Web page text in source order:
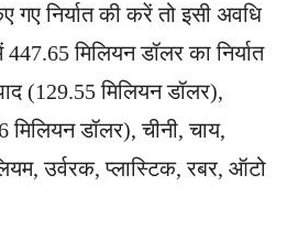
गए निर्यात की करें तो इसी अवधि
मिलियन डॉलर का निर्यात
(129.55 मिलियन डॉलर),
डॉलर), चीनी, चाय,
उर्वरक, प्लास्टिक, रबर, ऑटो